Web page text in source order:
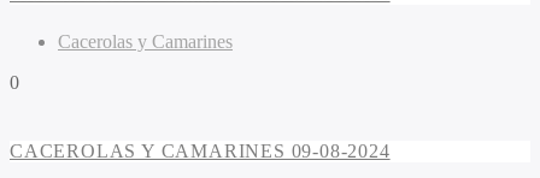
Cacerolas y Camarines
0
CACEROLAS Y CAMARINES 09-08-2024